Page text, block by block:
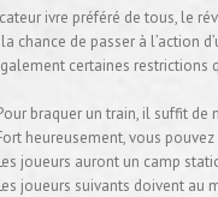
ivre préféré de tous, le
chance de passer à l’action
certaines restrictions
braquer un train, il suffit de
heureusement, vous
joueurs auront un camp
joueurs suivants doivent au